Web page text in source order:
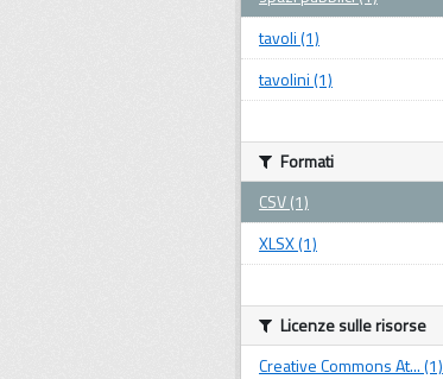
tavoli (1)
tavolini (1)
Formati
CSV (1)
XLSX (1)
Licenze sulle risorse
Creative Commons At... (1)